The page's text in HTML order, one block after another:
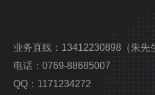
业务直线：13412230898（朱先
电话：0769-88685007
QQ：1171234272